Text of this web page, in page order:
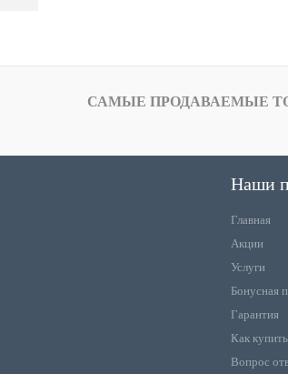
САМЫЕ ПРОДАВАЕМЫЕ
Наши
Главная
Акции
Услуги
Бонусная
Гарантия
Как купить
Вопрос